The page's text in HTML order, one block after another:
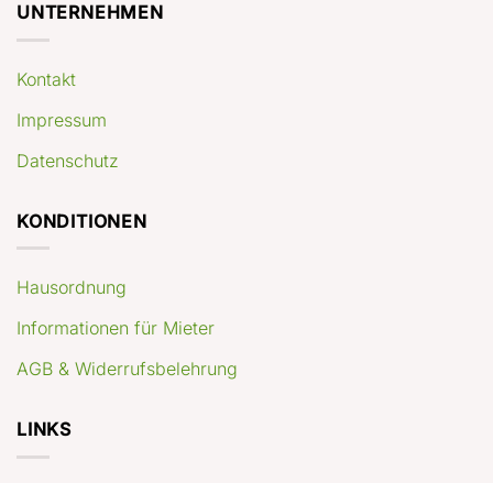
UNTERNEHMEN
Kontakt
Impressum
Datenschutz
KONDITIONEN
Hausordnung
Informationen für Mieter
AGB & Widerrufsbelehrung
LINKS